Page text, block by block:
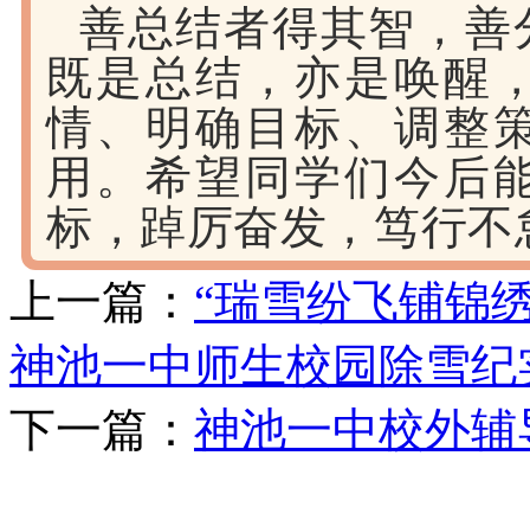
善总结者得其智，
既是总结，亦是唤醒
情、明确目标、调整
用。希望同学们今后
标，踔厉奋发，笃行不
上一篇： “瑞雪纷飞铺锦
神池一中师生校园除雪纪
下一篇： 神池一中校外